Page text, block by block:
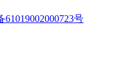
61019002000723号